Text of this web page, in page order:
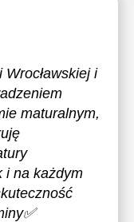
i
maturalnym,
i na każdym